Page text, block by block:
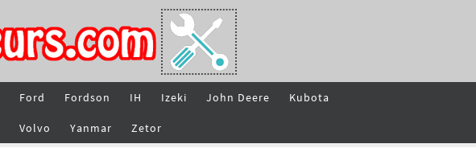
Ford Fordson IH Izeki John Deere Kubota
Volvo Yanmar Zetor